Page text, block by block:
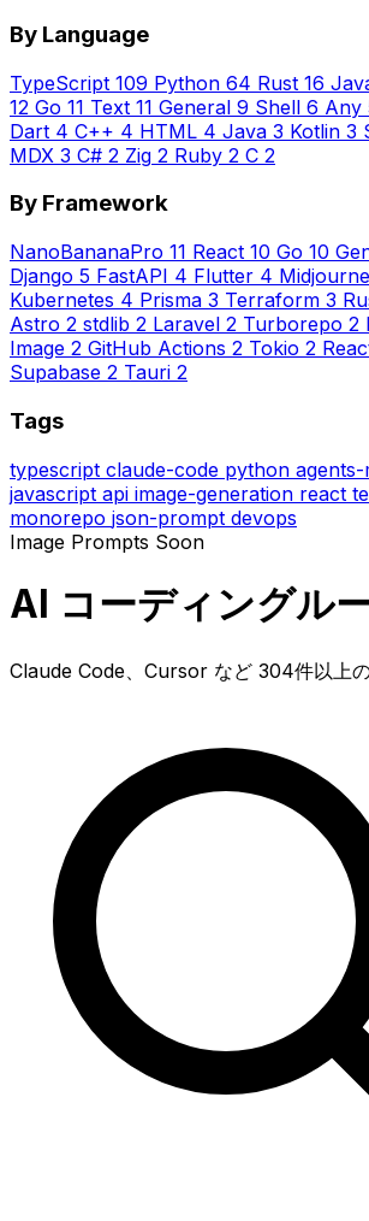
By Language
TypeScript 109 Python 64 Rust 16
12 Go 11 Text 11 General 9 Shell 6 Any
Dart 4 C++ 4 HTML 4 Java 3 Kotlin 3
MDX 3 C# 2 Zig 2 Ruby 2 C 2
By Framework
NanoBananaPro 11 React 10 Go 10
Django 5 FastAPI 4 Flutter 4
Kubernetes 4 Prisma 3 Terraform 3
Astro 2 stdlib 2 Laravel 2 Turborepo 2
Image 2 GitHub Actions 2 Tokio 2
Supabase 2 Tauri 2
Tags
typescript claude-code python agents-
javascript api image-generation react
monorepo json-prompt devops
Image Prompts Soon
AI コーディングル
Claude Code、Cursor など 304件以上